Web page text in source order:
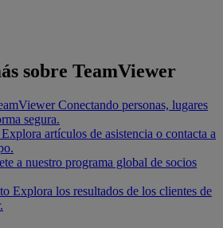
sobre TeamViewer
Conectando personas, lugares
segura.
Explora artículos de asistencia o contacta a
a nuestro programa global de socios
Explora los resultados de los clientes de